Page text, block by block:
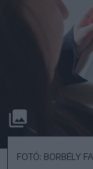
FOTÓ: BORBÉLY